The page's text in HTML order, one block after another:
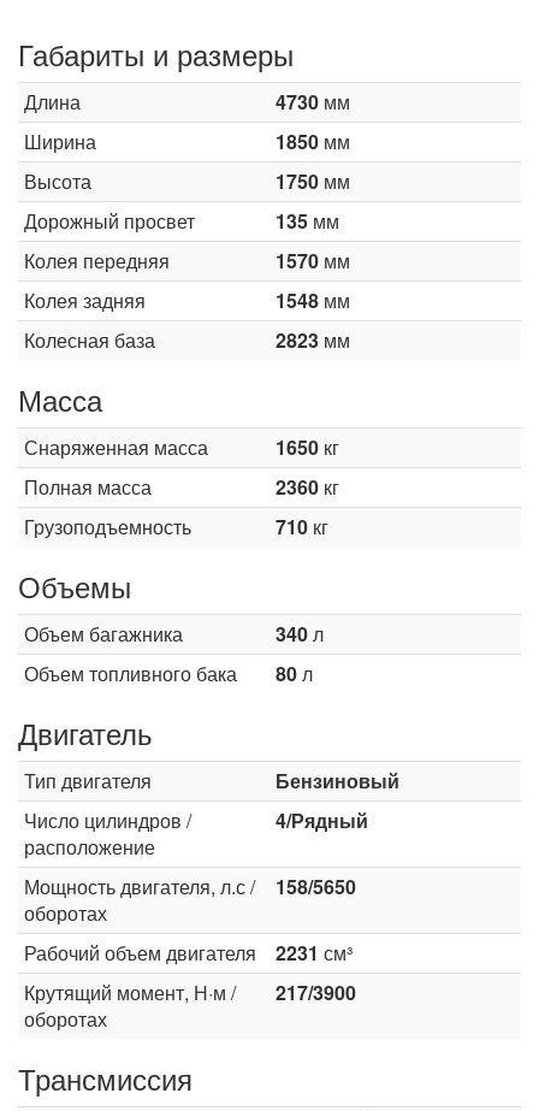
Габариты и размеры
Длина 4730 мм
Ширина
1850 мм
Высота
1750 мм
Дорожный просвет
135 мм
Колея передняя
1570 мм
Колея задняя
1548 мм
Колесная база
2823 мм
Масса
Снаряженная масса 1650 кг
Полная масса
2360 кг
Грузоподъемность
710 кг
Объемы
Объем багажника 340л
Объем топливного бака
80л
Двигатель
Тип двигателя
Бензиновый
Число цилиндров /
расположение
4/Рядный
Мощность двигателя, л.с /
оборотах
158/5650
Рабочий объем двигателя 2231 см³
Крутящий момент, Н·м /
оборотах
217/3900
Трансмиссия